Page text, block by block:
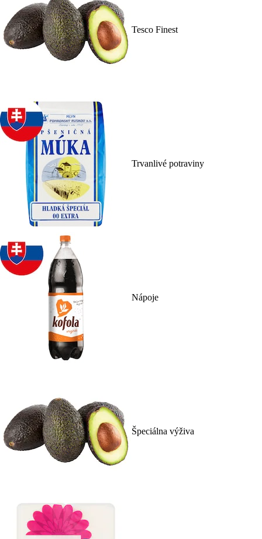
Tesco Finest
Trvanlivé potraviny
Nápoje
Špeciálna výživa